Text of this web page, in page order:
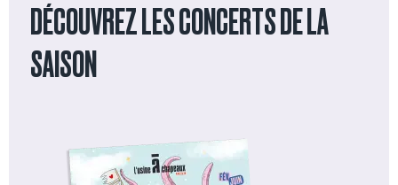
DÉCOUVREZ LES CONCERTS DE LA
SAISON